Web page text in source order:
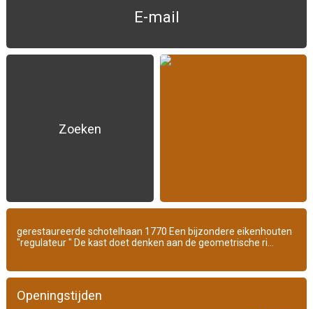
E-mail
Zoeken
gerestaureerde schotelhaan 1770 Een bijzondere eikenhouten
"regulateur " De kast doet denken aan de geometrische ri...
Openingstijden